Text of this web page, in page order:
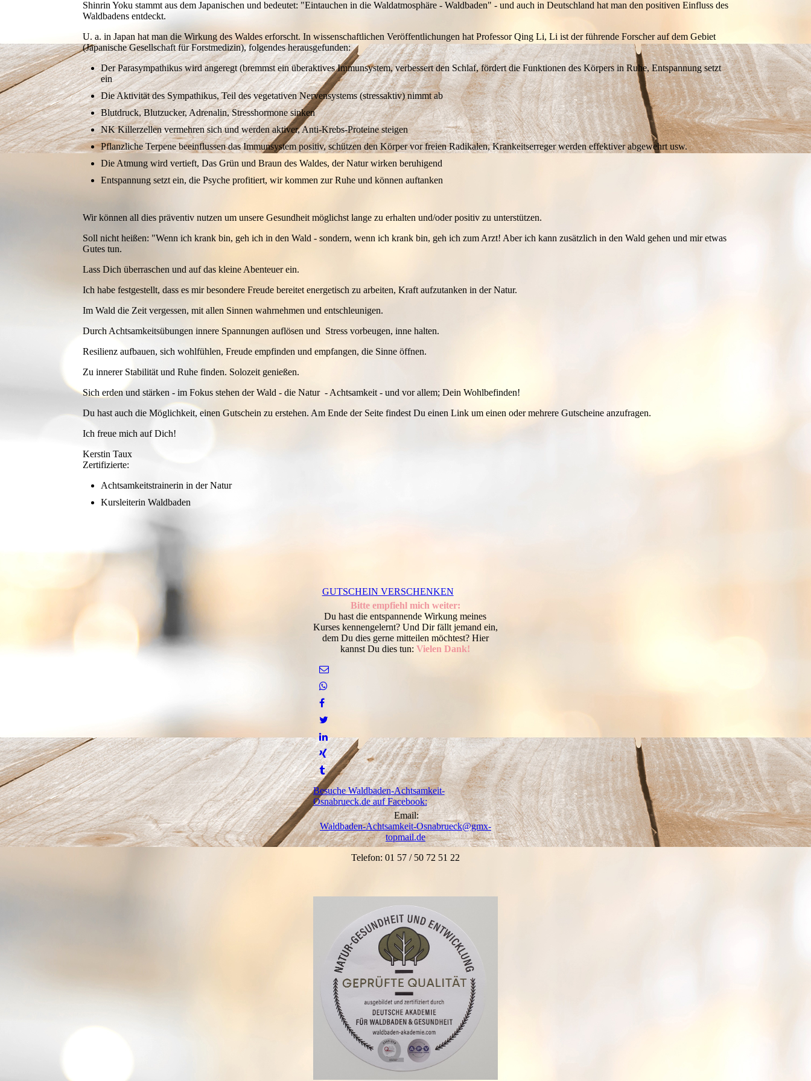
Shinrin Yoku stammt aus dem Japanischen und bedeutet: "Eintauchen in die Waldatmosphäre - Waldbaden" - und auch in Deutschland hat man den positiven Einfluss des
Waldbadens entdeckt.
U. a. in Japan hat man die Wirkung des Waldes erforscht. In wissenschaftlichen Veröffentlichungen hat Professor Qing Li, Li ist der führende Forscher auf dem Gebiet
(Japanische Gesellschaft für Forstmedizin), folgendes herausgefunden:
Der Parasympathikus wird angeregt (bremmst ein überaktives Immunsystem, verbessert den Schlaf, fördert die Funktionen des Körpers in Ruhe, Entspannung setzt
ein
Die Aktivität des Sympathikus, Teil des vegetativen Nervensystems (stressaktiv) nimmt ab
Blutdruck, Blutzucker, Adrenalin, Stresshormone sinken
NK Killerzellen vermehren sich und werden aktiver, Anti-Krebs-Proteine steigen
Pflanzliche Terpene beeinflussen das Immunsystem positiv, schützen den Körper vor freien Radikalen, Krankeitserreger werden effektiver abgewehrt usw.
Die Atmung wird vertieft, Das Grün und Braun des Waldes, der Natur wirken beruhigend
Entspannung setzt ein, die Psyche profitiert, wir kommen zur Ruhe und können auftanken
Wir können all dies präventiv nutzen um unsere Gesundheit möglichst lange zu erhalten und/oder positiv zu unterstützen.
Soll nicht heißen: "Wenn ich krank bin, geh ich in den Wald - sondern, wenn ich krank bin, geh ich zum Arzt! Aber ich kann zusätzlich in den Wald gehen und mir etwas
Gutes tun.
Lass Dich überraschen und auf das kleine Abenteuer ein.
Ich habe festgestellt, dass es mir besondere Freude bereitet energetisch zu arbeiten, Kraft aufzutanken in der Natur.
Im Wald die Zeit vergessen, mit allen Sinnen wahrnehmen und entschleunigen.
Durch Achtsamkeitsübungen innere Spannungen auflösen und Stress vorbeugen, inne halten.
Resilienz aufbauen, sich wohlfühlen, Freude empfinden und empfangen, die Sinne öffnen.
Zu innerer Stabilität und Ruhe finden. Solozeit genießen.
Sich erden und stärken - im Fokus stehen der Wald - die Natur - Achtsamkeit - und vor allem; Dein Wohlbefinden!
Du hast auch die Möglichkeit, einen Gutschein zu erstehen. Am Ende der Seite findest Du einen Link um einen oder mehrere Gutscheine anzufragen.
Ich freue mich auf Dich!
Kerstin Taux
Zertifizierte:
Achtsamkeitstrainerin in der Natur
Kursleiterin Waldbaden
GUTSCHEIN VERSCHENKEN
Bitte empfiehl mich weiter:
Du hast die entspannende Wirkung meines
Kurses kennengelernt? Und Dir fällt jemand ein,
dem Du dies gerne mitteilen möchtest? Hier
kannst Du dies tun:Vielen Dank!
Besuche Waldbaden-Achtsamkeit-
Osnabrueck.de auf Facebook:
Email:
Waldbaden-Achtsamkeit-Osnabrueck@gmx-
topmail.de
Telefon: 01 57 / 50 72 51 22